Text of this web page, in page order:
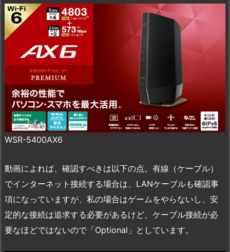
WSR-5400AX6
動画によれば、確認すべきは以下の点。有線（ケーブル）
でインターネット接続する場合は、LANケーブルも確認事
項になっていますが、私の場合はゲームをやらないし、安
定的な接続は追求する必要があるけど、ケーブル接続が必
要なほどではないので「Optional」としています。